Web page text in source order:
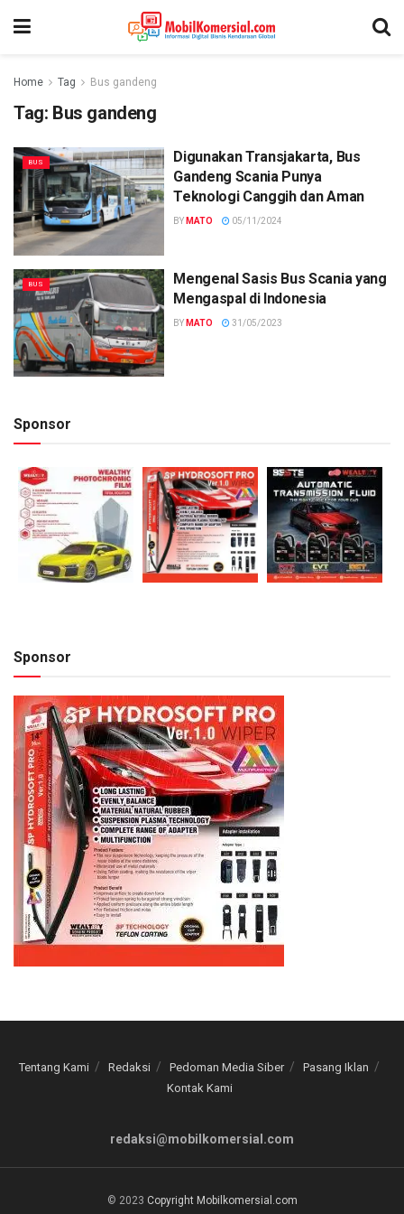
Home Tag Bus gandeng
Tag: Bus gandeng
BUS
Digunakan Transjakarta, Bus
Gandeng Scania Punya
Teknologi Canggih dan Aman
BY MATO 05/11/2024
BUS
Mengenal Sasis Bus Scania yang
Mengaspal di Indonesia
BY MATO 31/05/2023
Sponsor
Sponsor
Tentang Kami Redaksi Pedoman Media Siber
Pasang Iklan
Kontak Kami
redaksi@mobilkomersial.com
© 2023 Copyright Mobilkomersial.com